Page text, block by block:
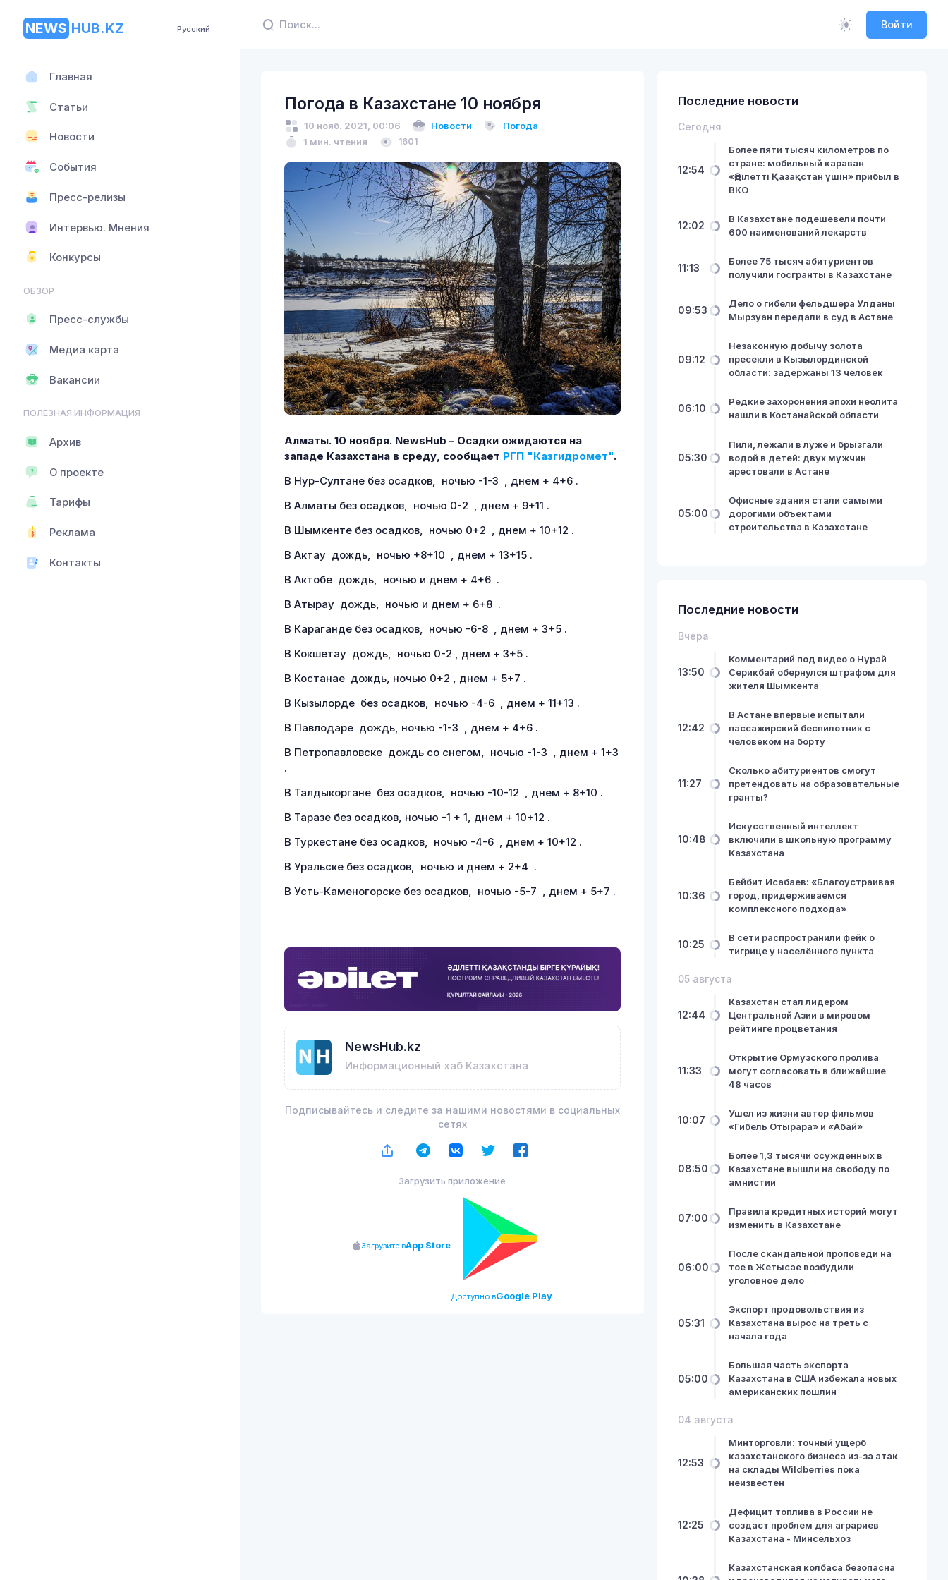
Войти
NEWS HUB.KZ Русский
Главная
Статьи
Новости
События
Пресс-релизы
Интервью. Мнения
Конкурсы
ОБЗОР
Пресс-службы
Медиа карта
Вакансии
ПОЛЕЗНАЯ ИНФОРМАЦИЯ
Архив
О проекте
Тарифы
Реклама
Контакты
Погода в Казахстане 10 ноября
10 нояб. 2021, 00:06 Новости
Погода
1 мин. чтения
1601
Алматы. 10 ноября. NewsHub – Осадки ожидаются на
западе Казахстана в среду, сообщает РГП "Казгидромет".
В Нур-Султане без осадков, ночью -1-3 , днем + 4+6 .
В Алматы без осадков, ночью 0-2 , днем + 9+11 .
В Шымкенте без осадков, ночью 0+2 , днем + 10+12 .
В Актау дождь, ночью +8+10 , днем + 13+15 .
В Актобе дождь, ночью и днем + 4+6 .
В Атырау дождь, ночью и днем + 6+8 .
В Караганде без осадков, ночью -6-8 , днем + 3+5 .
В Кокшетау дождь, ночью 0-2 , днем + 3+5 .
В Костанае дождь, ночью 0+2 , днем + 5+7 .
В Кызылорде без осадков, ночью -4-6 , днем + 11+13 .
В Павлодаре дождь, ночью -1-3 , днем + 4+6 .
В Петропавловске дождь со снегом, ночью -1-3 , днем + 1+3
.
В Талдыкоргане без осадков, ночью -10-12 , днем + 8+10 .
В Таразе без осадков, ночью -1 + 1, днем + 10+12 .
В Туркестане без осадков, ночью -4-6 , днем + 10+12 .
В Уральске без осадков, ночью и днем + 2+4 .
В Усть-Каменогорске без осадков, ночью -5-7 , днем + 5+7 .
NewsHub.kz
Информационный хаб Казахстана
Подписывайтесь и следите за нашими новостями в социальных
сетях
Загрузить приложение
Загрузите вApp Store
Доступно вGoogle Play
Последние новости
Сегодня
12:54
Более пяти тысяч километров по
стране: мобильный караван
«Әділетті Қазақстан үшін» прибыл в
ВКО
12:02
В Казахстане подешевели почти
600 наименований лекарств
11:13
Более 75 тысяч абитуриентов
получили госгранты в Казахстане
09:53
Дело о гибели фельдшера Улданы
Мырзуан передали в суд в Астане
09:12
Незаконную добычу золота
пресекли в Кызылординской
области: задержаны 13 человек
06:10
Редкие захоронения эпохи неолита
нашли в Костанайской области
05:30
Пили, лежали в луже и брызгали
водой в детей: двух мужчин
арестовали в Астане
05:00
Офисные здания стали самыми
дорогими объектами
строительства в Казахстане
Последние новости
Вчера
13:50
Комментарий под видео о Нурай
Серикбай обернулся штрафом для
жителя Шымкента
12:42
В Астане впервые испытали
пассажирский беспилотник с
человеком на борту
11:27
Сколько абитуриентов смогут
претендовать на образовательные
гранты?
10:48
Искусственный интеллект
включили в школьную программу
Казахстана
10:36
Бейбит Исабаев: «Благоустраивая
город, придерживаемся
комплексного подхода»
10:25
В сети распространили фейк о
тигрице у населённого пункта
05 августа
12:44
Казахстан стал лидером
Центральной Азии в мировом
рейтинге процветания
11:33
Открытие Ормузского пролива
могут согласовать в ближайшие
48 часов
10:07
Ушел из жизни автор фильмов
«Гибель Отырара» и «Абай»
08:50
Более 1,3 тысячи осужденных в
Казахстане вышли на свободу по
амнистии
07:00
Правила кредитных историй могут
изменить в Казахстане
06:00
После скандальной проповеди на
тое в Жетысае возбудили
уголовное дело
05:31
Экспорт продовольствия из
Казахстана вырос на треть с
начала года
05:00
Большая часть экспорта
Казахстана в США избежала новых
американских пошлин
04 августа
12:53
Минторговли: точный ущерб
казахстанского бизнеса из-за атак
на склады Wildberries пока
неизвестен
12:25
Дефицит топлива в России не
создаст проблем для аграриев
Казахстана - Минсельхоз
Казахстанская колбаса безопасна